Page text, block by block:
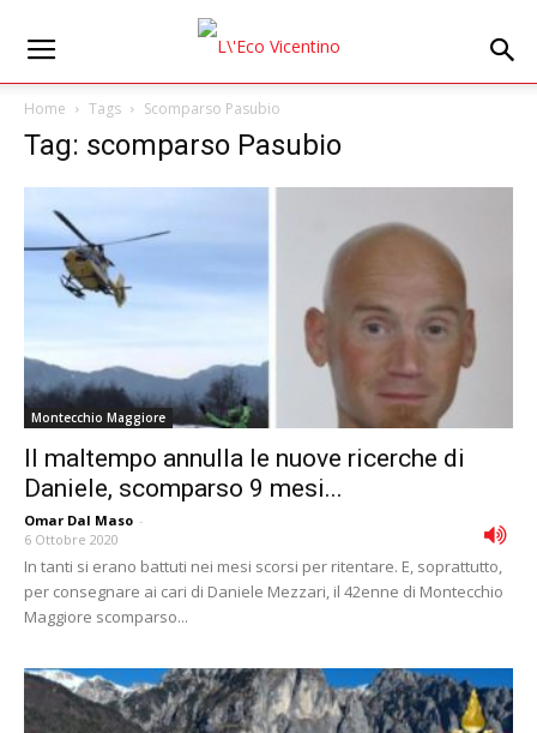
Home Tags Scomparso Pasubio
Tag: scomparso Pasubio
Montecchio Maggiore
Il maltempo annulla le nuove ricerche di
Daniele, scomparso 9 mesi...
Omar Dal Maso -
6 Ottobre 2020
In tanti si erano battuti nei mesi scorsi per ritentare. E, soprattutto,
per consegnare ai cari di Daniele Mezzari, il 42enne di Montecchio
Maggiore scomparso...